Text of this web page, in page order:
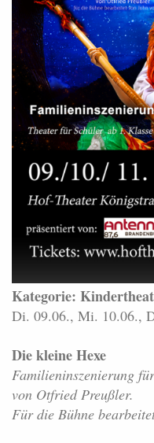
Kategorie:
Di. 09.06., Mi. 10.06.,
Die kleine Hexe
Familieninszenierung
von Otfried Preußler.
Für die Bühne